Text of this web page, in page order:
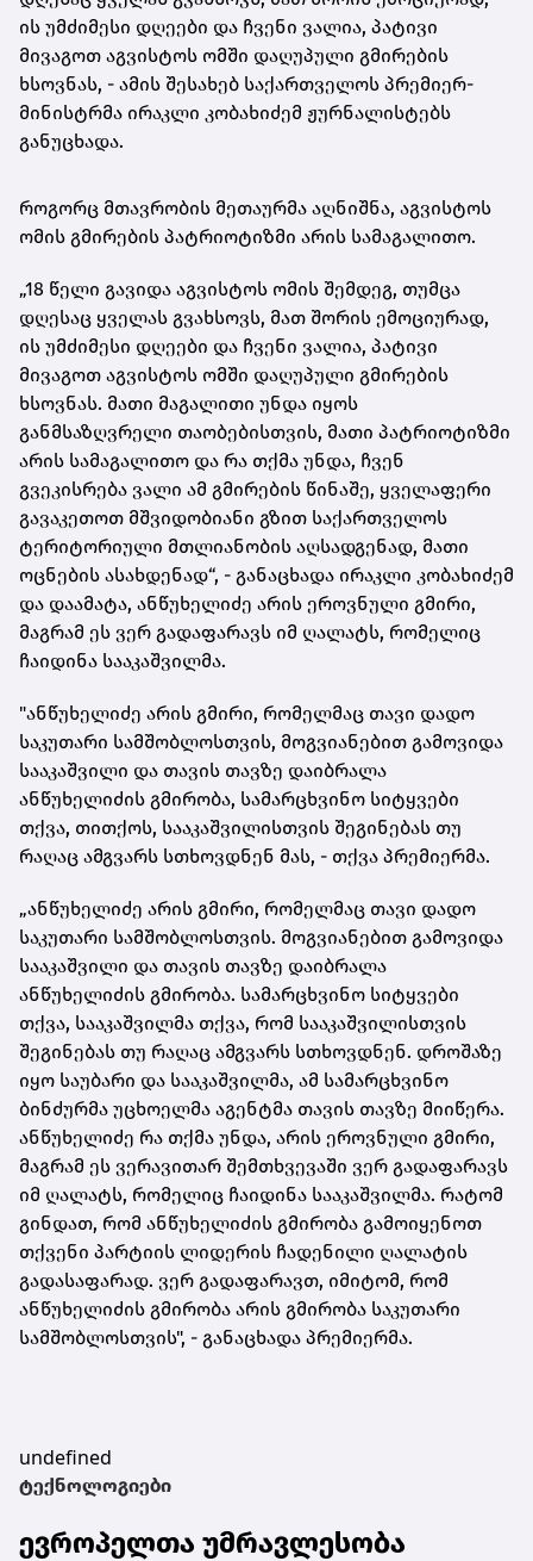
ის უმძიმესი დღეები და ჩვენი ვალია, პატივი
მივაგოთ აგვისტოს ომში დაღუპული გმირების
ხსოვნას, - ამის შესახებ საქართველოს პრემიერ-
მინისტრმა ირაკლი კობახიძემ ჟურნალისტებს
განუცხადა.
როგორც მთავრობის მეთაურმა აღნიშნა, აგვისტოს
ომის გმირების პატრიოტიზმი არის სამაგალითო.
„18 წელი გავიდა აგვისტოს ომის შემდეგ, თუმცა
დღესაც ყველას გვახსოვს, მათ შორის ემოციურად,
ის უმძიმესი დღეები და ჩვენი ვალია, პატივი
მივაგოთ აგვისტოს ომში დაღუპული გმირების
ხსოვნას. მათი მაგალითი უნდა იყოს
განმსაზღვრელი თაობებისთვის, მათი პატრიოტიზმი
არის სამაგალითო და რა თქმა უნდა, ჩვენ
გვეკისრება ვალი ამ გმირების წინაშე, ყველაფერი
გავაკეთოთ მშვიდობიანი გზით საქართველოს
ტერიტორიული მთლიანობის აღსადგენად, მათი
ოცნების ასახდენად“, - განაცხადა ირაკლი კობახიძემ
და დაამატა, ანწუხელიძე არის ეროვნული გმირი,
მაგრამ ეს ვერ გადაფარავს იმ ღალატს, რომელიც
ჩაიდინა სააკაშვილმა.
"ანწუხელიძე არის გმირი, რომელმაც თავი დადო
საკუთარი სამშობლოსთვის, მოგვიანებით გამოვიდა
სააკაშვილი და თავის თავზე დაიბრალა
ანწუხელიძის გმირობა, სამარცხვინო სიტყვები
თქვა, თითქოს, სააკაშვილისთვის შეგინებას თუ
რაღაც ამგვარს სთხოვდნენ მას, - თქვა პრემიერმა.
„ანწუხელიძე არის გმირი, რომელმაც თავი დადო
საკუთარი სამშობლოსთვის. მოგვიანებით გამოვიდა
სააკაშვილი და თავის თავზე დაიბრალა
ანწუხელიძის გმირობა. სამარცხვინო სიტყვები
თქვა, სააკაშვილმა თქვა, რომ სააკაშვილისთვის
შეგინებას თუ რაღაც ამგვარს სთხოვდნენ. დროშაზე
იყო საუბარი და სააკაშვილმა, ამ სამარცხვინო
ბინძურმა უცხოელმა აგენტმა თავის თავზე მიიწერა.
ანწუხელიძე რა თქმა უნდა, არის ეროვნული გმირი,
მაგრამ ეს ვერავითარ შემთხვევაში ვერ გადაფარავს
იმ ღალატს, რომელიც ჩაიდინა სააკაშვილმა. რატომ
გინდათ, რომ ანწუხელიძის გმირობა გამოიყენოთ
თქვენი პარტიის ლიდერის ჩადენილი ღალატის
გადასაფარად. ვერ გადაფარავთ, იმიტომ, რომ
ანწუხელიძის გმირობა არის გმირობა საკუთარი
სამშობლოსთვის", - განაცხადა პრემიერმა.
undefined
ტექნოლოგიები
ევროპელთა უმრავლესობა